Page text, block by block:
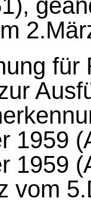
für
1959
1959
vom